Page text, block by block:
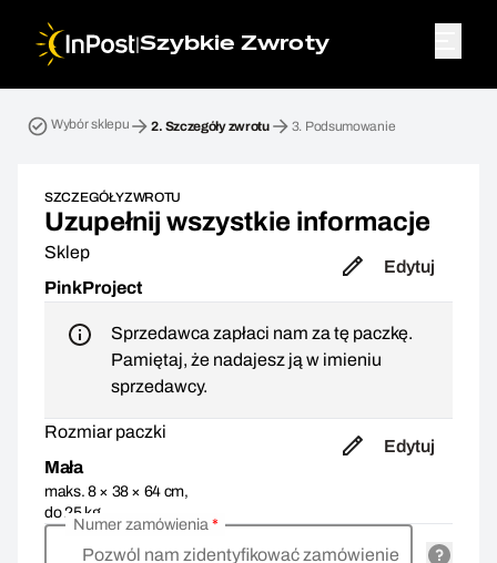
|Szybkie Zwroty
Wybór sklepu 2. Szczegóły zwrotu 3. Podsumowanie
SZCZEGÓŁY ZWROTU
Uzupełnij wszystkie informacje
Sklep
PinkProject
Edytuj
Sprzedawca zapłaci nam za tę paczkę.
Pamiętaj, że nadajesz ją w imieniu
sprzedawcy.
Rozmiar paczki
Mała
maks. 8 × 38 × 64 cm,
do 25 kg
Edytuj
Pozwól nam zidentyfikować zamówienie
Numer zamówienia*